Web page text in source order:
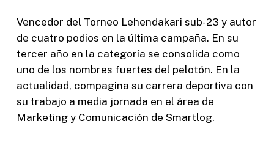
Vencedor del Torneo Lehendakari sub-23 y autor
de cuatro podios en la última campaña. En su
tercer año en la categoría se consolida como
uno de los nombres fuertes del pelotón. En la
actualidad, compagina su carrera deportiva con
su trabajo a media jornada en el área de
Marketing y Comunicación de Smartlog.